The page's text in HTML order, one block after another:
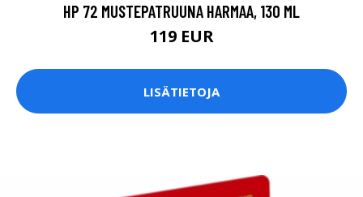
HP 72 MUSTEPATRUUNA HARMAA, 130 ML
119 EUR
LISÄTIETOJA